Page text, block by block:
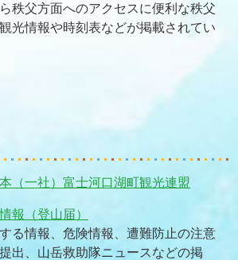
秩父方面へのアクセスに便利な秩父
光情報や時刻表などが掲載されてい
（一社）富士河口湖町観光連盟
報（登山届）
る情報、危険情報、遭難防止の注意
出、山岳救助隊ニュースなどの掲